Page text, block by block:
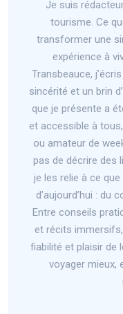
Je suis
tourisme. Ce
transformer une
expérience à
Transbeauce,
sincérité et un brin
que je présente a
et accessible à
ou amateur de
pas de décrire des
je les relie à ce
d’aujourd’hui : du
Entre conseils
et récits
fiabilité et plaisir de
voyager mieux,